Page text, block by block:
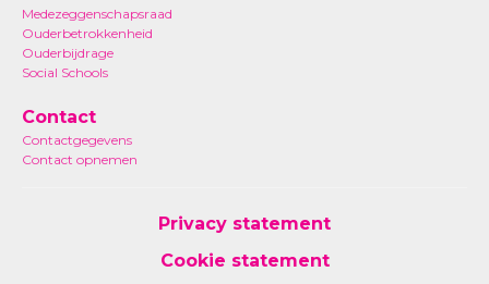
Medezeggenschapsraad
Ouderbetrokkenheid
Ouderbijdrage
Social Schools
Contact
Contactgegevens
Contact opnemen
Privacy statement
Cookie statement